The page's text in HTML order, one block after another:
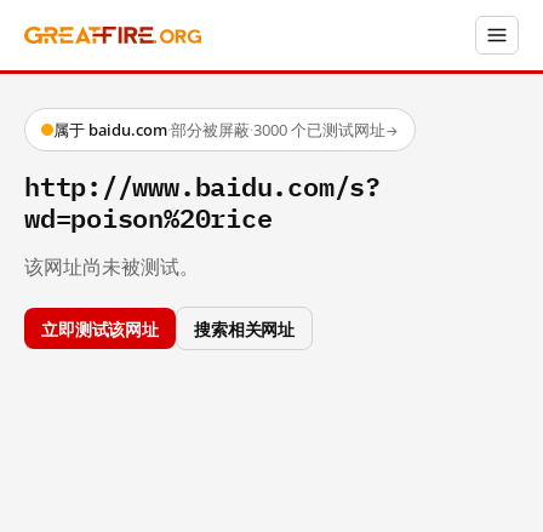
属于 baidu.com·部分被屏蔽·3000 个已测试网址→
http://www.baidu.com/s?
wd=poison%20rice
该网址尚未被测试。
立即测试该网址 搜索相关网址